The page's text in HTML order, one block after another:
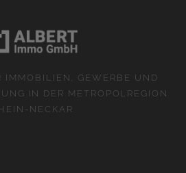
IMMOBILIEN, GEWERBE UND
IN DER METROPOLREGION
NECKAR